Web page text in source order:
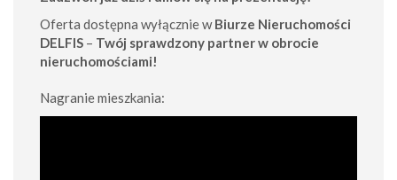
Oferta dostępna wyłącznie wBiurze Nieruchomości
DELFIS – Twój sprawdzony partner w obrocie
nieruchomościami!
Nagranie mieszkania: